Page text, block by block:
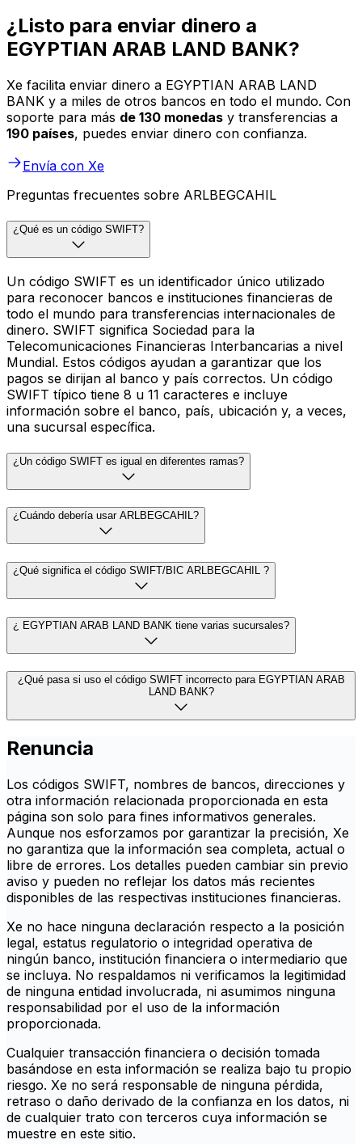
¿Listo para enviar dinero a
EGYPTIAN ARAB LAND BANK?
Xe facilita enviar dinero a EGYPTIAN ARAB LAND
BANK y a miles de otros bancos en todo el mundo. Con
soporte para más de 130 monedas y transferencias a
190 países, puedes enviar dinero con confianza.
Envía con Xe
Preguntas frecuentes sobre ARLBEGCAHIL
¿Qué es un código SWIFT?
Un código SWIFT es un identificador único utilizado
para reconocer bancos e instituciones financieras de
todo el mundo para transferencias internacionales de
dinero. SWIFT significa Sociedad para la
Telecomunicaciones Financieras Interbancarias a nivel
Mundial. Estos códigos ayudan a garantizar que los
pagos se dirijan al banco y país correctos. Un código
SWIFT típico tiene 8 u 11 caracteres e incluye
información sobre el banco, país, ubicación y, a veces,
una sucursal específica.
¿Un código SWIFT es igual en diferentes ramas?
¿Cuándo debería usar ARLBEGCAHIL?
¿Qué significa el código SWIFT/BIC ARLBEGCAHIL ?
¿ EGYPTIAN ARAB LAND BANK tiene varias sucursales?
¿Qué pasa si uso el código SWIFT incorrecto para EGYPTIAN ARAB
LAND BANK?
Renuncia
Los códigos SWIFT, nombres de bancos, direcciones y
otra información relacionada proporcionada en esta
página son solo para fines informativos generales.
Aunque nos esforzamos por garantizar la precisión, Xe
no garantiza que la información sea completa, actual o
libre de errores. Los detalles pueden cambiar sin previo
aviso y pueden no reflejar los datos más recientes
disponibles de las respectivas instituciones financieras.
Xe no hace ninguna declaración respecto a la posición
legal, estatus regulatorio o integridad operativa de
ningún banco, institución financiera o intermediario que
se incluya. No respaldamos ni verificamos la legitimidad
de ninguna entidad involucrada, ni asumimos ninguna
responsabilidad por el uso de la información
proporcionada.
Cualquier transacción financiera o decisión tomada
basándose en esta información se realiza bajo tu propio
riesgo. Xe no será responsable de ninguna pérdida,
retraso o daño derivado de la confianza en los datos, ni
de cualquier trato con terceros cuya información se
muestre en este sitio.